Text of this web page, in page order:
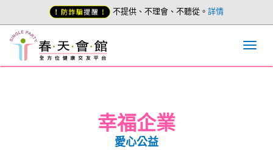
不提供、不理會、不聽從。 詳情
幸福企業
愛心公益